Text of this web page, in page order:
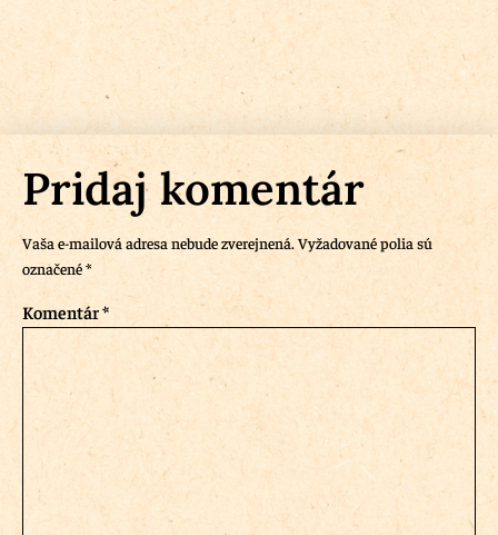
Pridaj komentár
Vaša e-mailová adresa nebude zverejnená.Vyžadované polia sú
označené*
Komentár*